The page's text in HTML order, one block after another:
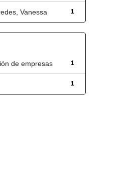
1
Vanessa
1
de empresas
1